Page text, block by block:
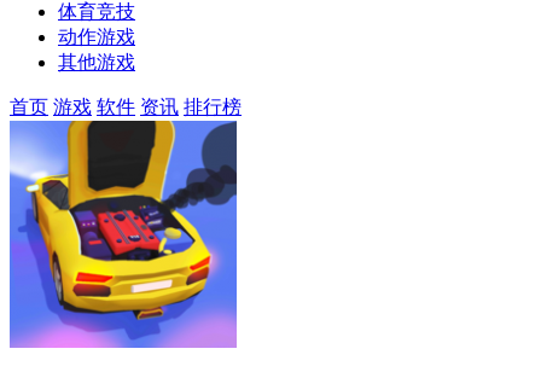
体育竞技
动作游戏
其他游戏
首页 游戏 软件 资讯 排行榜